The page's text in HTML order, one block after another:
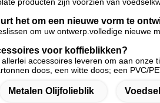
het om een nieuwe vorm te
om uw ontwerp.volledige nieuwe
voor koffieblikken?
accessoires leveren om aan onze
doos, een witte doos; een PVC/
Metalen Olijfolieblik